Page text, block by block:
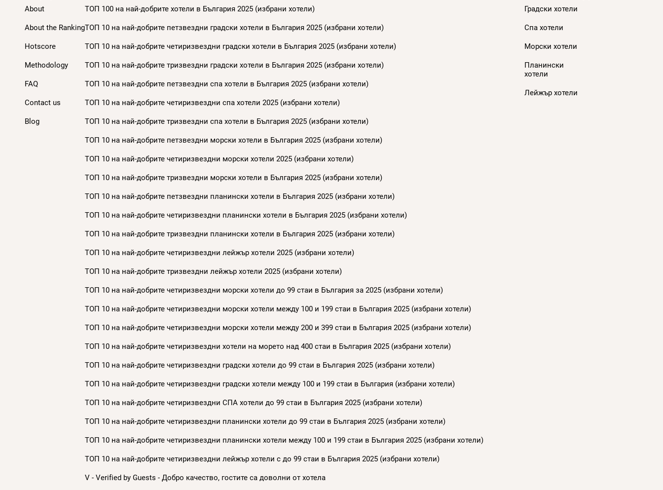
About
About the Ranking
Hotscore
Methodology
FAQ
Contact us
Blog
ТОП 100 на най-добрите хотели в България 2025 (избрани хотели)
ТОП 10 на най-добрите петзвездни градски хотели в България 2025 (избрани хотели)
ТОП 10 на най-добрите четиризвездни градски хотели в България 2025 (избрани хотели)
ТОП 10 на най-добрите тризвездни градски хотели в България 2025 (избрани хотели)
ТОП 10 на най-добрите петзвездни спа хотели в България 2025 (избрани хотели)
ТОП 10 на най-добрите четиризвездни спа хотели 2025 (избрани хотели)
ТОП 10 на най-добрите тризвездни спа хотели в България 2025 (избрани хотели)
ТОП 10 на най-добрите петзвездни морски хотели в България 2025 (избрани хотели)
ТОП 10 на най-добрите четиризвездни морски хотели 2025 (избрани хотели)
ТОП 10 на най-добрите тризвездни морски хотели в България 2025 (избрани хотели)
ТОП 10 на най-добрите петзвездни планински хотели в България 2025 (избрани хотели)
ТОП 10 на най-добрите четиризвездни планински хотели в България 2025 (избрани хотели)
ТОП 10 на най-добрите тризвездни планински хотели в България 2025 (избрани хотели)
ТОП 10 на най-добрите четиризвездни лейжър хотели 2025 (избрани хотели)
ТОП 10 на най-добрите тризвездни лейжър хотели 2025 (избрани хотели)
ТОП 10 на най-добрите четиризвездни морски хотели до 99 стаи в България за 2025 (избрани хотели)
ТОП 10 на най-добрите четиризвездни морски хотели между 100 и 199 стаи в България 2025 (избрани хотели)
ТОП 10 на най-добрите четиризвездни морски хотели между 200 и 399 стаи в България 2025 (избрани хотели)
ТОП 10 на най-добрите четиризвездни хотели на морето над 400 стаи в България 2025 (избрани хотели)
ТОП 10 на най-добрите четиризвездни градски хотели до 99 стаи в България 2025 (избрани хотели)
ТОП 10 на най-добрите четиризвездни градски хотели между 100 и 199 стаи в България (избрани хотели)
ТОП 10 на най-добрите четиризвездни СПА хотели до 99 стаи в България 2025 (избрани хотели)
ТОП 10 на най-добрите четиризвездни планински хотели до 99 стаи в България 2025 (избрани хотели)
ТОП 10 на най-добрите четиризвездни планински хотели между 100 и 199 стаи в България 2025 (избрани хотели)
ТОП 10 на най-добрите четиризвездни лейжър хотели с до 99 стаи в България 2025 (избрани хотели)
V - Verified by Guests - Добро качество, гостите са доволни от хотела
Градски хотели
Спа хотели
Морски хотели
Планински
хотели
Лейжър хотели